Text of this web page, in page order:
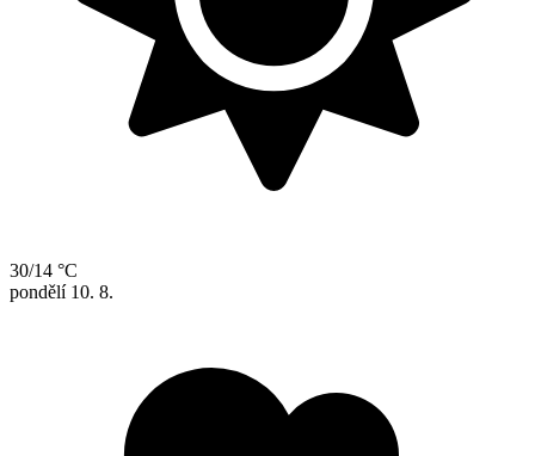
30/14 °C
pondělí 10. 8.